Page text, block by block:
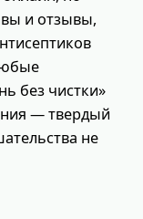
и отзывы,
без чистки»
— твердый
не